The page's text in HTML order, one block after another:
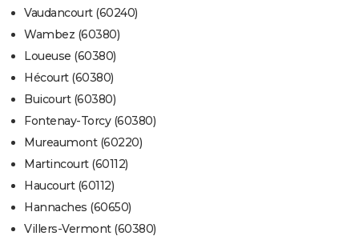
Vaudancourt (60240)
Wambez (60380)
Loueuse (60380)
Hécourt (60380)
Buicourt (60380)
Fontenay-Torcy (60380)
Mureaumont (60220)
Martincourt (60112)
Haucourt (60112)
Hannaches (60650)
Villers-Vermont (60380)